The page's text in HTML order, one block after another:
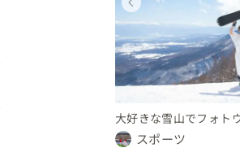
ウェディング
新潟県
未公開
大好きな雪山でフォト
スポーツ
ウェディン
新潟県
100 〜 150
ウェデ
新潟県
未公開